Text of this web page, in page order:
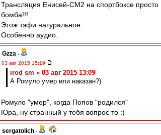
Трансляция Енисей-СМ2 на спортбоксе просто
бомба!!!
Этож тэфи натуральное.
Особенно аудио.
Gzza -
03 авг 2015 15:19
irod sm » 03 авг 2015 13:09
А Ромуло умер или наказан?)
Ромуло "умер", когда Попов "родился"
Юра, ну странный у тебя вопрос то :)
sergatolich -